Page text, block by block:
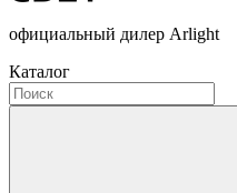
официальный дилер Arlight
Каталог